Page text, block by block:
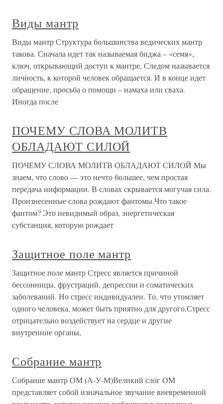
Виды мантр
Виды мантр Структура большинства ведических мантр
такова. Сначала идет так называемая биджа – «семя»,
ключ, открывающий доступ к мантре. Следом называется
личность, к которой человек обращается. И в конце идет
обращение, просьба о помощи – намаха или сваха.
Иногда после
ПОЧЕМУ СЛОВА МОЛИТВ
ОБЛАДАЮТ СИЛОЙ
ПОЧЕМУ СЛОВА МОЛИТВ ОБЛАДАЮТ СИЛОЙ Мы
знаем, что слово — это нечто большее, чем простая
передача информации. В словах скрывается могучая сила.
Произнесенные слова рождают фантомы.Что такое
фантом? Это невидимый образ, энергетическая
субстанция, которую рождает
Защитное поле мантр
Защитное поле мантр Стресс является причиной
бессонницы, фрустраций, депрессии и соматических
заболеваний. Но стресс индивидуален. То, что утомляет
одного человека, может быть приятно для другого.Стресс
отрицательно воздействует на сердце и другие
внутренние органы,
Собрание мантр
Собрание мантр ОМ (А-У-М)Великий слог ОМ
представляет собой изначальное звучание вневременной